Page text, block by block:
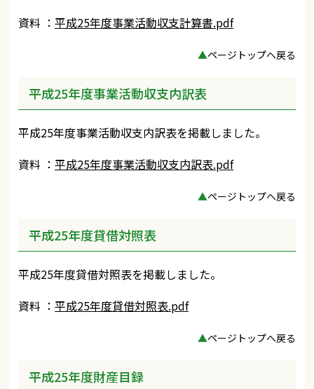
資料 ：平成25年度事業活動収支計算書.pdf
▲ページトップへ戻る
平成25年度事業活動収支内訳表
平成25年度事業活動収支内訳表を掲載しました。
資料 ：平成25年度事業活動収支内訳表.pdf
▲ページトップへ戻る
平成25年度貸借対照表
平成25年度貸借対照表を掲載しました。
資料 ：平成25年度貸借対照表.pdf
▲ページトップへ戻る
平成25年度財産目録